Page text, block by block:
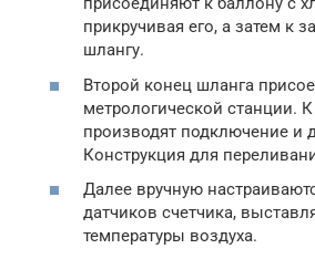
прикручивая его, а затем к
шлангу.
Второй конец шланга
метрологической станции. К
производят подключение и
Конструкция для
Далее вручную
датчиков счетчика,
температуры воздуха.